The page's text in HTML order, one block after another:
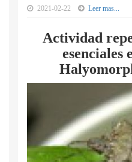
2021-02-22 Leer mas...
Actividad
esenciales